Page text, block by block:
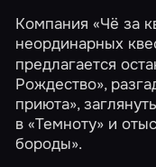
Компания «Чё за
неординарных
предлагается
Рождество»,
приюта»,
в«Темноту» и
бороды».